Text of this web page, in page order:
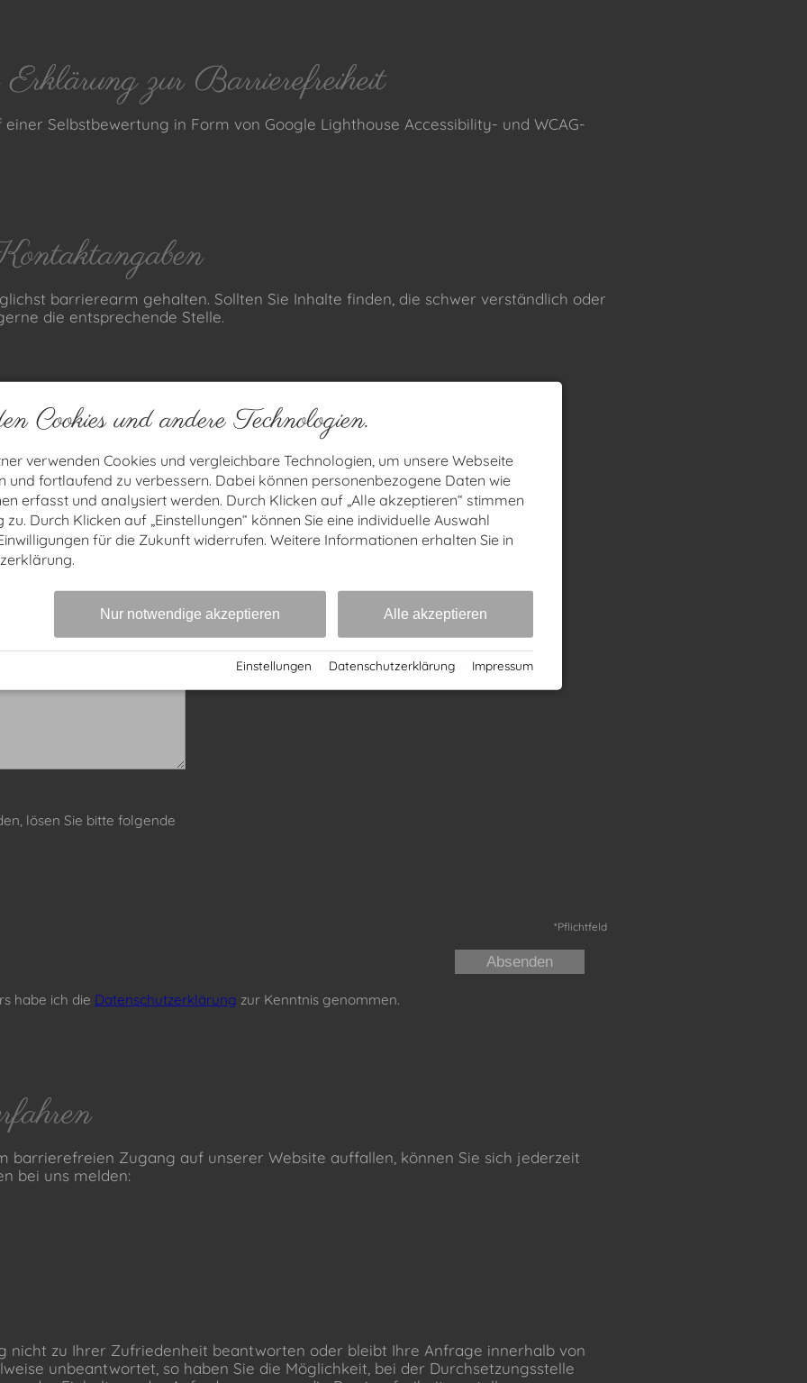
Erklärung zur Barrierefreiheit
Selbstbewertung in Form von Google Lighthouse Accessibility- und WCAG-
barrierearm gehalten. Sollten Sie Inhalte finden, die schwer verständlich oder
die entsprechende Stelle.
*
lösen Sie bitte folgende
*Pflichtfeld
habe ich die Datenschutzerklärung zur Kenntnis genommen.
barrierefreien Zugang auf unserer Website auffallen, können Sie sich jederzeit
bei uns melden:
nicht zu Ihrer Zufriedenheit beantworten oder bleibt Ihre Anfrage innerhalb von
unbeantwortet, so haben Sie die Möglichkeit, bei der Durchsetzungsstelle
Cookies und andere Technologien.
verwenden Cookies und vergleichbare Technologien, um unsere Webseite
und fortlaufend zu verbessern. Dabei können personenbezogene Daten wie
erfasst und analysiert werden. Durch Klicken auf „Alle akzeptieren“ stimmen
Durch Klicken auf „Einstellungen“ können Sie eine individuelle Auswahl
für die Zukunft widerrufen. Weitere Informationen erhalten Sie in
Alle akzeptieren
Nur notwendige akzeptieren
Einstellungen Datenschutzerklärung Impressum